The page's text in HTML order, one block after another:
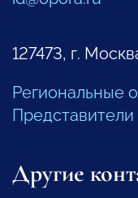
127473, г.
Региональные
Другие